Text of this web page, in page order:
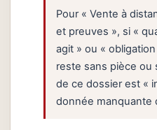
Pour « Vente à
et preuves », si «
agit » ou «
reste sans pièce ou
de ce dossier est «
donnée manquante